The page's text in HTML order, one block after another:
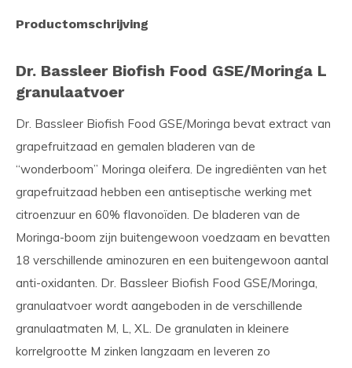
Productomschrijving
Dr. Bassleer Biofish Food GSE/Moringa L
granulaatvoer
Dr. Bassleer Biofish Food GSE/Moringa bevat extract van
grapefruitzaad en gemalen bladeren van de
“wonderboom” Moringa oleifera. De ingrediënten van het
grapefruitzaad hebben een antiseptische werking met
citroenzuur en 60% flavonoïden. De bladeren van de
Moringa-boom zijn buitengewoon voedzaam en bevatten
18 verschillende aminozuren en een buitengewoon aantal
anti-oxidanten. Dr. Bassleer Biofish Food GSE/Moringa,
granulaatvoer wordt aangeboden in de verschillende
granulaatmaten M, L, XL. De granulaten in kleinere
korrelgrootte M zinken langzaam en leveren zo